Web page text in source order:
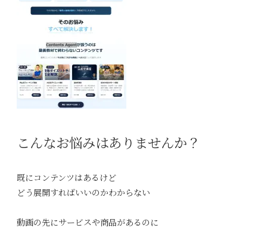
こんなお悩みはありませんか？
既にコンテンツはあるけど
どう展開すればいいのかわからない
動画の先にサービスや商品があるのに